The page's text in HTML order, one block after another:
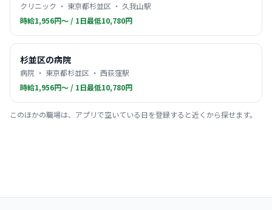
クリニック ・ 東京都杉並区 ・ 久我山駅
時給1,956円〜 / 1日最低10,780円
杉並区の病院
病院 ・ 東京都杉並区 ・ 西荻窪駅
時給1,956円〜 / 1日最低10,780円
このほかの職場は、アプリで空いている日を登録すると近くから探せます。